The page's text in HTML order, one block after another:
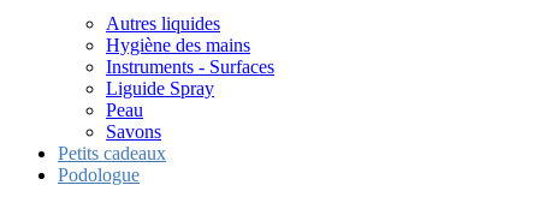
Autres liquides
Hygiène des mains
Instruments - Surfaces
Liguide Spray
Peau
Savons
Petits cadeaux
Podologue